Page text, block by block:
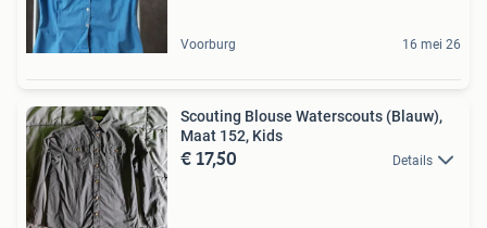
Voorburg 16 mei 26
Scouting Blouse Waterscouts (Blauw),
Maat 152, Kids
€ 17,50 Details